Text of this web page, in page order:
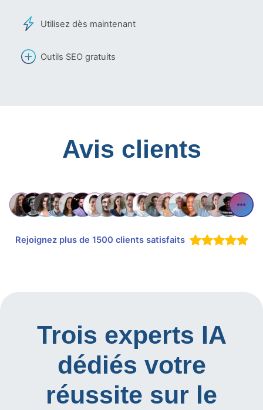
Utilisez dès maintenant
Outils SEO gratuits
Avis clients
Rejoignez plus de 1500 clients satisfaits
Trois experts IA